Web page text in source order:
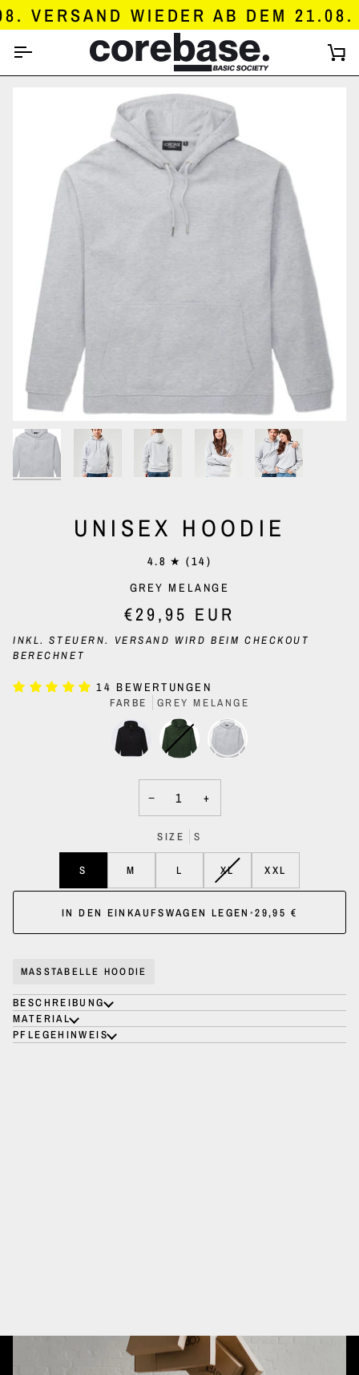
DIREKT
ZUMVERSAND WIEDER AB DEM 21.08.
UNISEX HOODIE
4.8
(14)
GREY MELANGE
€29,95 EUR
INKL. STEUERN. VERSAND WIRD BEIM CHECKOUT
BERECHNET
14 BEWERTUNGEN
FARBE GREY MELANGE
− +
SIZE S
S M L XLVARIANTE
AUSVERKAUFT
NICHT
VERFÜGBAR
XXL
IN DEN EINKAUFSWAGEN LEGEN •29,95 €
MASSTABELLE HOODIE
BESCHREIBUNG
MATERIAL
PFLEGEHINWEIS